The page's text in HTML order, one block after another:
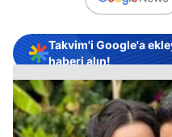
Takvim'i Google'a
haberi alın!